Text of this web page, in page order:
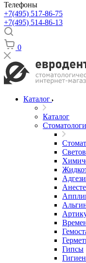
Телефоны
+7(495) 517-86-75
+7(495) 514-86-13
0
Каталог
Каталог
Гипсы